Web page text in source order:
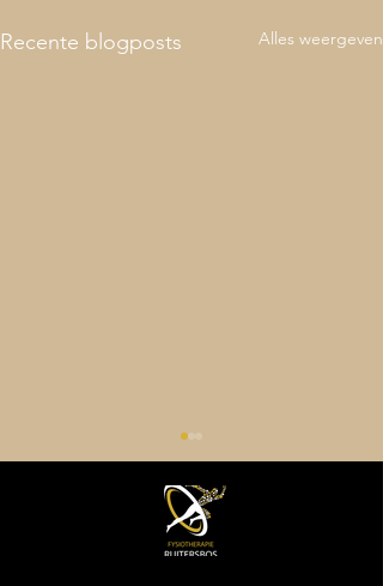
Recente blogposts Alles weergeven